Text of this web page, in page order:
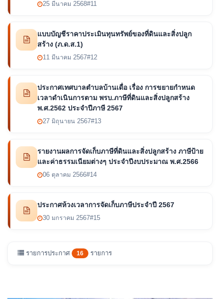
25 มีนาคม 2568#11
แบบบัญชีราคาประเมินทุนทรัพย์ของที่ดินและสิ่งปลูก
สร้าง (ภ.ด.ส.1)
11 มีนาคม 2567#12
ประกาศเทศบาลตำบลบ้านเดื่อ เรื่อง การขยายกำหนด
เวลาดำเนินการตาม พรบ.ภาษีที่ดินและสิ่งปลูกสร้าง
พ.ศ.2562 ประจำปีภาษี 2567
27 มิถุนายน 2567#13
รายงานผลการจัดเก็บภาษีที่ดินและสิ่งปลูกสร้าง ภาษีป้าย
และค่าธรรมเนียมต่างๆ ประจำปีงบประมาณ พ.ศ.2566
06 ตุลาคม 2566#14
ประกาศห้วงเวลาการจัดเก็บภาษีประจำปี 2567
30 มกราคม 2567#15
รายการประกาศ 16 รายการ